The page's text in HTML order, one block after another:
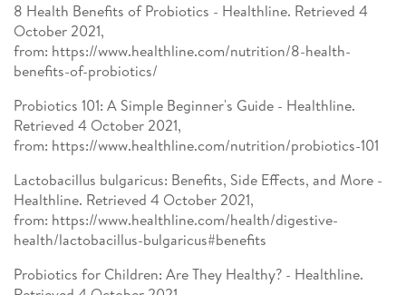
8 Health Benefits of Probiotics - Healthline. Retrieved 4
October 2021,
from: https://www.healthline.com/nutrition/8-health-
benefits-of-probiotics/
Probiotics 101: A Simple Beginner's Guide - Healthline.
Retrieved 4 October 2021,
from: https://www.healthline.com/nutrition/probiotics-101
Lactobacillus bulgaricus: Benefits, Side Effects, and More -
Healthline. Retrieved 4 October 2021,
from: https://www.healthline.com/health/digestive-
health/lactobacillus-bulgaricus#benefits
Probiotics for Children: Are They Healthy? - Healthline.